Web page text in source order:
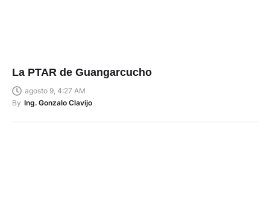
La PTAR de Guangarcucho
agosto 9, 4:27 AM
By Ing. Gonzalo Clavijo